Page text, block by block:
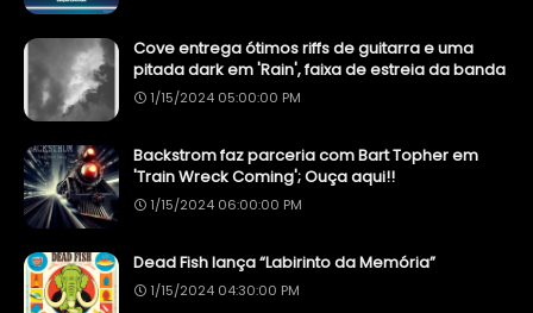
Cove entrega ótimos riffs de guitarra e uma
pitada dark em 'Rain', faixa de estreia da banda
1/15/2024 05:00:00 PM
Backstrom faz parceria com Bart Topher em
'Train Wreck Coming'; Ouça aqui!!
1/15/2024 06:00:00 PM
Dead Fish lança “Labirinto da Memória”
1/15/2024 04:30:00 PM